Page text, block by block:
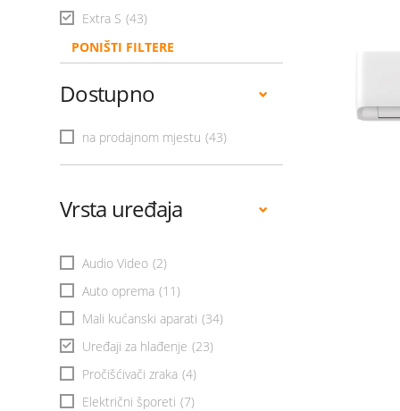
Extra S (43)
PONIŠTI FILTERE
Dostupno
na prodajnom mjestu (43)
Vrsta uređaja
Audio Video (2)
Auto oprema (11)
Mali kućanski aparati (34)
Uređaji za hlađenje (23)
Pročišćivači zraka (4)
Električni šporeti (7)